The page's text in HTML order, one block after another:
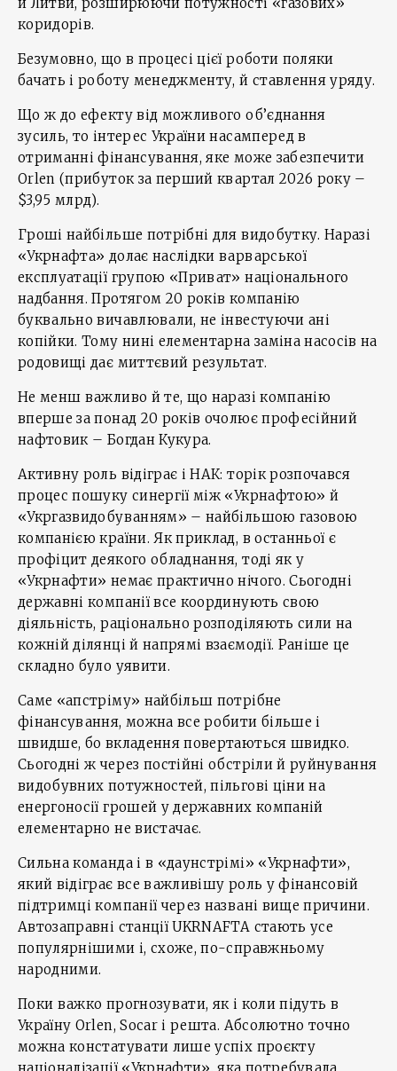
й Литви, розширюючи потужності «газових»
коридорів.
Безумовно, що в процесі цієї роботи поляки
бачать і роботу менеджменту, й ставлення уряду.
Що ж до ефекту від можливого об’єднання
зусиль, то інтерес України насамперед в
отриманні фінансування, яке може забезпечити
Orlen (прибуток за перший квартал 2026 року –
$3,95 млрд).
Гроші найбільше потрібні для видобутку. Наразі
«Укрнафта» долає наслідки варварської
експлуатації групою «Приват» національного
надбання. Протягом 20 років компанію
буквально вичавлювали, не інвестуючи ані
копійки. Тому нині елементарна заміна насосів на
родовищі дає миттєвий результат.
Не менш важливо й те, що наразі компанію
вперше за понад 20 років очолює професійний
нафтовик – Богдан Кукура.
Активну роль відіграє і НАК: торік розпочався
процес пошуку синергії між «Укрнафтою» й
«Укргазвидобуванням» – найбільшою газовою
компанією країни. Як приклад, в останньої є
профіцит деякого обладнання, тоді як у
«Укрнафти» немає практично нічого. Сьогодні
державні компанії все координують свою
діяльність, раціонально розподіляють сили на
кожній ділянці й напрямі взаємодії. Раніше це
складно було уявити.
Саме «апстріму» найбільш потрібне
фінансування, можна все робити більше і
швидше, бо вкладення повертаються швидко.
Сьогодні ж через постійні обстріли й руйнування
видобувних потужностей, пільгові ціни на
енергоносії грошей у державних компаній
елементарно не вистачає.
Сильна команда і в «даунстрімі» «Укрнафти»,
який відіграє все важливішу роль у фінансовій
підтримці компанії через названі вище причини.
Автозаправні станції UKRNAFTA стають усе
популярнішими і, схоже, по-справжньому
народними.
Поки важко прогнозувати, як і коли підуть в
Україну Orlen, Socar і решта. Абсолютно точно
можна констатувати лише успіх проєкту